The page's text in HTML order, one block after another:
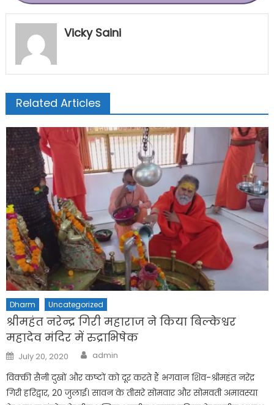
Vicky Saini
Related Articles
Dharm Uncategorized
श्रीमहंत नरेन्द्र गिरी महाराज ने किया बिल्केश्वर
महादेव मंदिर में रुद्राभिषेक
Posted
on
July 20, 2020 Author
admin
विक्की सैनी दुखों और कष्टों को दूर करते हैं भगवान शिव-श्रीमहंत नरेंद्र
गिरी हरिद्वार, 20 जुलाई। सावन के तीसरे सोमवार और सोमवती अमावस्या